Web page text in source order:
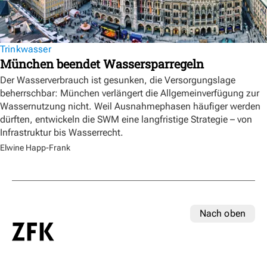
Trinkwasser
München beendet Wassersparregeln
Der Wasserverbrauch ist gesunken, die Versorgungslage
beherrschbar: München verlängert die Allgemeinverfügung zur
Wassernutzung nicht. Weil Ausnahmephasen häufiger werden
dürften, entwickeln die SWM eine langfristige Strategie – von
Infrastruktur bis Wasserrecht.
Elwine Happ-Frank
Nach oben